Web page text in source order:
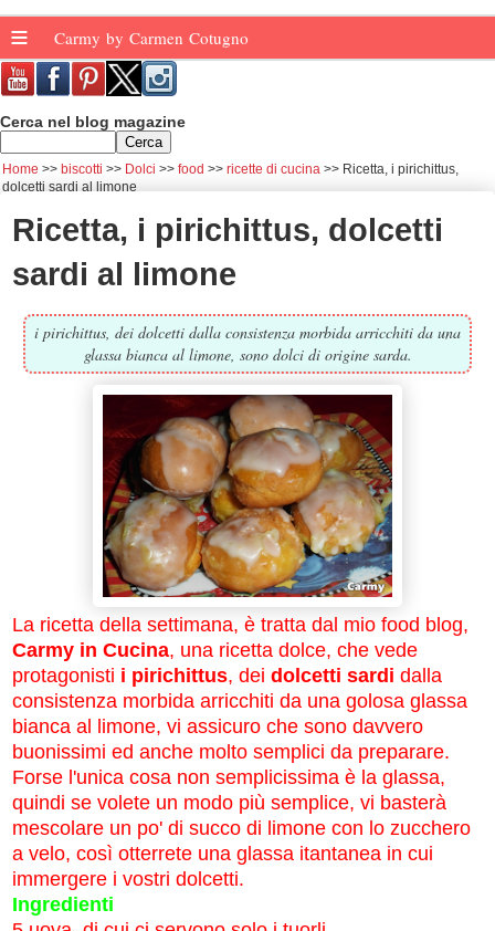
≡ Carmy by Carmen Cotugno
Cerca nel blog magazine
Home biscotti Dolci food ricette di cucina
Ricetta, i pirichittus,
dolcetti sardi al limone
Ricetta, i pirichittus, dolcetti
sardi al limone
i pirichittus, dei dolcetti dalla consistenza morbida arricchiti da una
glassa bianca al limone, sono dolci di origine sarda.
La ricetta della settimana, è tratta dal mio food blog,
Carmy in Cucina, una ricetta dolce, che vede
protagonisti i pirichittus, dei dolcetti sardi dalla
consistenza morbida arricchiti da una golosa glassa
bianca al limone, vi assicuro che sono davvero
buonissimi ed anche molto semplici da preparare.
Forse l'unica cosa non semplicissima è la glassa,
quindi se volete un modo più semplice, vi basterà
mescolare un po' di succo di limone con lo zucchero
a velo, così otterrete una glassa itantanea in cui
immergere i vostri dolcetti.
Ingredienti